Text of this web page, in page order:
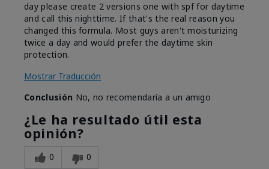
day please create 2 versions one with spf for daytime
and call this nighttime. If that's the real reason you
changed this formula. Most guys aren't moisturizing
twice a day and would prefer the daytime skin
protection.
Mostrar Traducción
Conclusión No, no recomendaría a un amigo
¿Le ha resultado útil esta
opinión?
0 0